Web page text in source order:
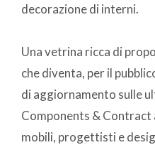
decorazione di interni.
Una vetrina ricca di
che diventa, per il
di aggiornamento sulle
Components &
mobili, progettisti e